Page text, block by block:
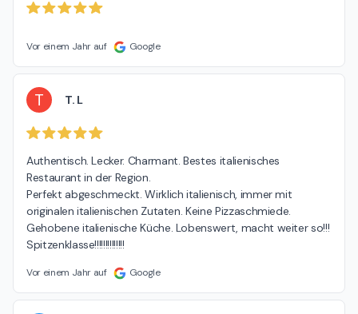
Vor einem Jahr auf Google
T T. L
Authentisch. Lecker. Charmant. Bestes italienisches
Restaurant in der Region.
Perfekt abgeschmeckt. Wirklich italienisch, immer mit
originalen italienischen Zutaten. Keine Pizzaschmiede.
Gehobene italienische Küche. Lobenswert, macht weiter so!!!
Spitzenklasse!!!!!!!!!!!!!!
Vor einem Jahr auf Google